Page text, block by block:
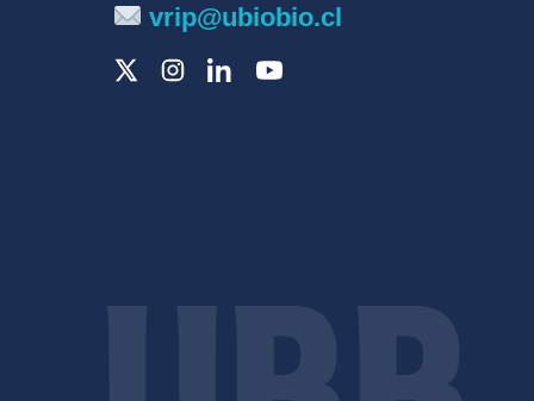
vrip@ubiobio.cl